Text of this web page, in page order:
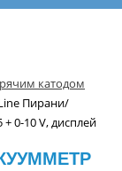
катодом
Пирани/
+ 0-10 V, дисплей